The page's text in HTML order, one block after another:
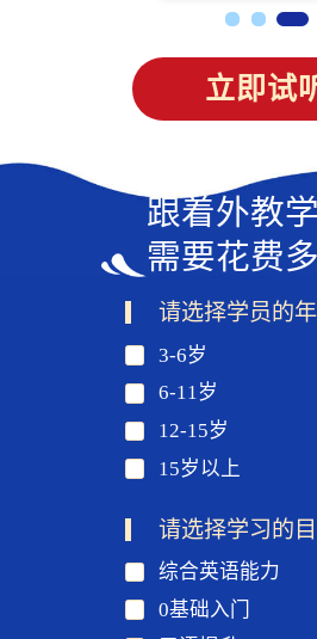
立即试
跟着外教
需要花费
请选择学员的
3-6岁
6-11岁
12-15岁
15岁以上
请选择学习的
综合英语能力
0基础入门